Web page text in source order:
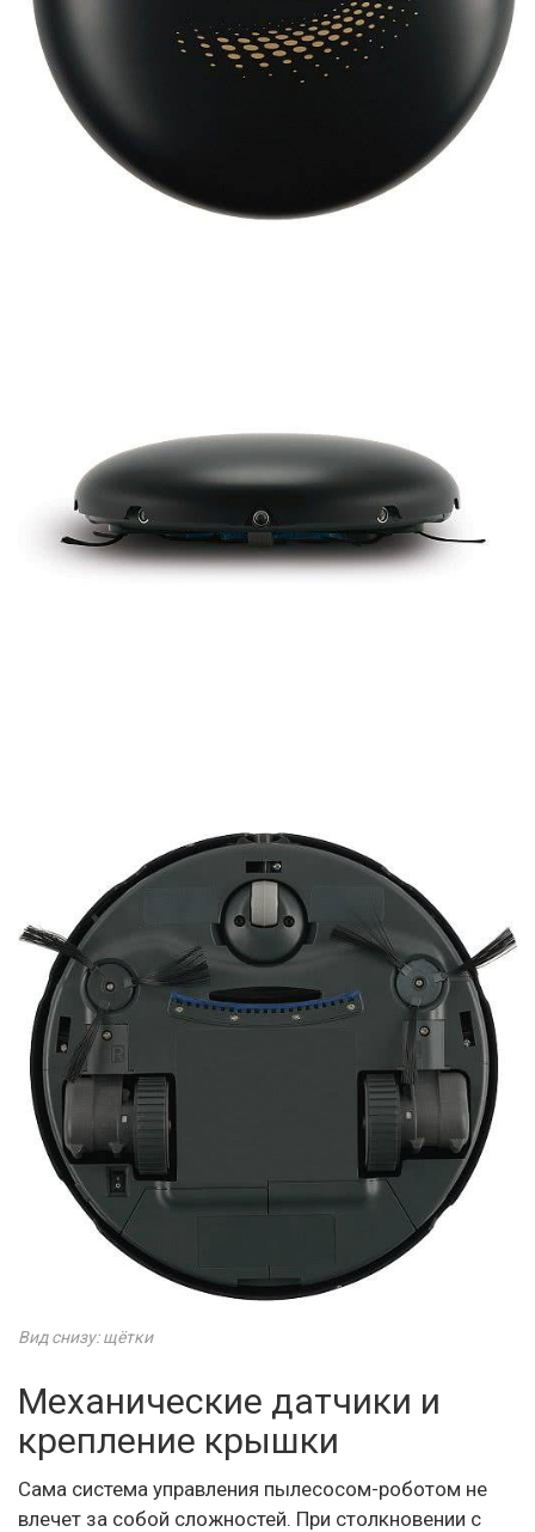
Вид снизу: щётки
Механические датчики и
крепление крышки
Сама система управления пылесосом-роботом не
влечет за собой сложностей. При столкновении с